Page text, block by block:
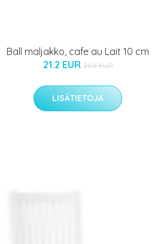
Ball maljakko, cafe au Lait 10 cm
21.2 EUR 26.5 EUR
LISÄTIETOJA